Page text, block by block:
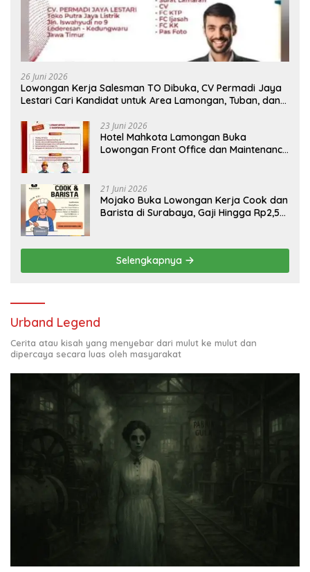
26 Juni 2026
Lowongan Kerja Salesman TO Dibuka, CV Permadi Jaya
Lestari Cari Kandidat untuk Area Lamongan, Tuban, dan
23 Juni 2026
Hotel Mahkota Lamongan Buka
Lowongan Front Office dan Maintenance
21 Juni 2026
Mojako Buka Lowongan Kerja Cook dan
Barista di Surabaya, Gaji Hingga Rp2,5
Selengkapnya
Urband Legend
Cerita atau kisah yang menyebar dari mulut ke mulut dan
dipercaya secara luas oleh masyarakat